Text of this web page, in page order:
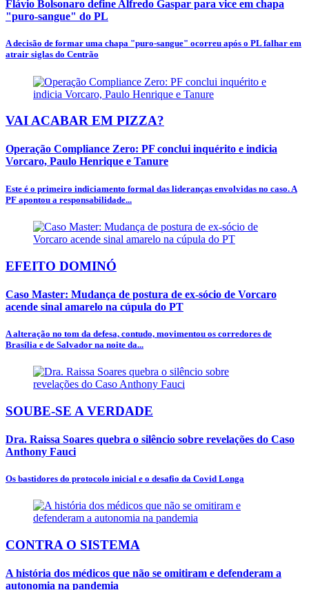
Flávio Bolsonaro define Alfredo Gaspar para vice em chapa
"puro-sangue" do PL
A decisão de formar uma chapa "puro-sangue" ocorreu após o PL falhar em
atrair siglas do Centrão
VAI ACABAR EM PIZZA?
Operação Compliance Zero: PF conclui inquérito e indicia
Vorcaro, Paulo Henrique e Tanure
Este é o primeiro indiciamento formal das lideranças envolvidas no caso. A
PF apontou a responsabilidade...
EFEITO DOMINÓ
Caso Master: Mudança de postura de ex-sócio de Vorcaro
acende sinal amarelo na cúpula do PT
A alteração no tom da defesa, contudo, movimentou os corredores de
Brasília e de Salvador na noite da...
SOUBE-SE A VERDADE
Dra. Raissa Soares quebra o silêncio sobre revelações do Caso
Anthony Fauci
Os bastidores do protocolo inicial e o desafio da Covid Longa
CONTRA O SISTEMA
A história dos médicos que não se omitiram e defenderam a
autonomia na pandemia